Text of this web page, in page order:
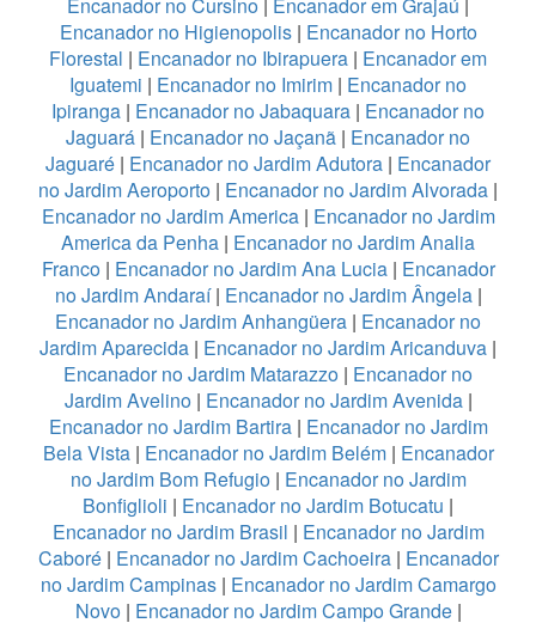
Encanador no Higienopolis| Encanador no Horto
Florestal | Encanador no Ibirapuera | Encanador em
Iguatemi | Encanador no Imirim | Encanador no
Ipiranga | Encanador no Jabaquara | Encanador no
Jaguará | Encanador no Jaçanã | Encanador no
Jaguaré | Encanador no Jardim Adutora | Encanador
no Jardim Aeroporto | Encanador no Jardim Alvorada |
Encanador no Jardim America| Encanador no Jardim
America da Penha | Encanador no Jardim Analia
Franco| Encanador no Jardim Ana Lucia| Encanador
no Jardim Andaraí| Encanador no Jardim Ângela|
Encanador no Jardim Anhangüera | Encanador no
Jardim Aparecida | Encanador no Jardim Aricanduva |
Encanador no Jardim Matarazzo | Encanador no
Jardim Avelino| Encanador no Jardim Avenida|
Encanador no Jardim Bartira| Encanador no Jardim
Bela Vista| Encanador no Jardim Belém| Encanador
no Jardim Bom Refugio| Encanador no Jardim
Bonfiglioli | Encanador no Jardim Botucatu |
Encanador no Jardim Brasil | Encanador no Jardim
Caboré| Encanador no Jardim Cachoeira| Encanador
no Jardim Campinas| Encanador no Jardim Camargo
Novo| Encanador no Jardim Campo Grande|